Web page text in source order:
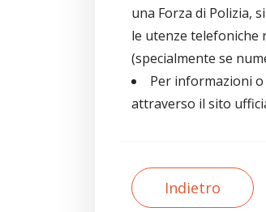
una Forza di Polizia,
le utenze
(specialmente se
Per informazioni
attraverso il sito
Indietro